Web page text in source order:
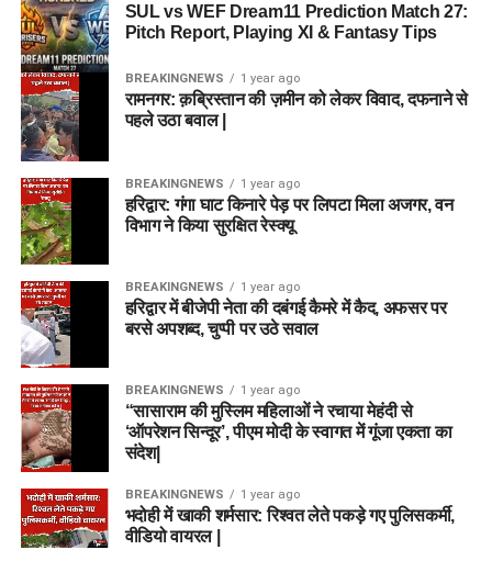
SUL vs WEF Dream11 Prediction Match 27:
Pitch Report, Playing XI & Fantasy Tips
BREAKINGNEWS 1 year ago
रामनगर: क़ब्रिस्तान की ज़मीन को लेकर विवाद, दफनाने से
पहले उठा बवाल |
BREAKINGNEWS 1 year ago
हरिद्वार: गंगा घाट किनारे पेड़ पर लिपटा मिला अजगर, वन
विभाग ने किया सुरक्षित रेस्क्यू
BREAKINGNEWS 1 year ago
हरिद्वार में बीजेपी नेता की दबंगई कैमरे में कैद, अफसर पर
बरसे अपशब्द, चुप्पी पर उठे सवाल
BREAKINGNEWS 1 year ago
“सासाराम की मुस्लिम महिलाओं ने रचाया मेहंदी से
‘ऑपरेशन सिन्दूर’, पीएम मोदी के स्वागत में गूंजा एकता का
संदेश|
BREAKINGNEWS 1 year ago
भदोही में खाकी शर्मसार: रिश्वत लेते पकड़े गए पुलिसकर्मी,
वीडियो वायरल |